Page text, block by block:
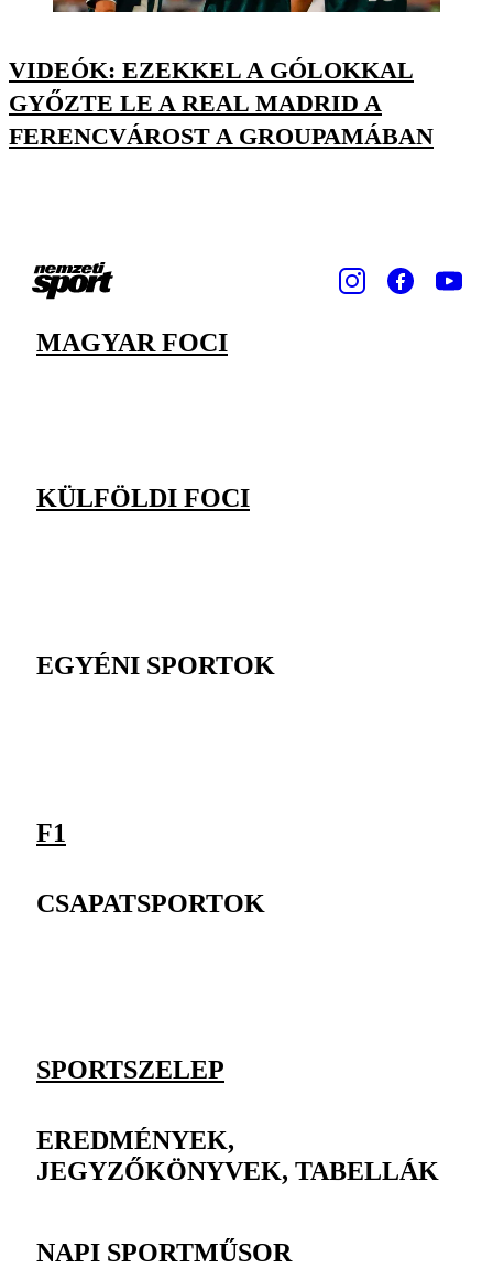
VIDEÓK: EZEKKEL A GÓLOKKAL
GYŐZTE LE A REAL MADRID A
FERENCVÁROST A GROUPAMÁBAN
MAGYAR FOCI
KÜLFÖLDI FOCI
EGYÉNI SPORTOK
F1
CSAPATSPORTOK
SPORTSZELEP
EREDMÉNYEK,
JEGYZŐKÖNYVEK, TABELLÁK
NAPI SPORTMŰSOR